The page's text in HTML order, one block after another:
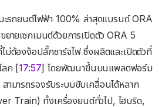
ะรถยนต์ไฟฟ้า 100% ล่าสุดแบรนด์ ORA
ยายเซกเมนต์ด้วยการเปิดตัว ORA 5
ม่ต้องง้อปลั๊กชาร์จไฟ ซึ่งผลิตและเปิดตัวที่
ลก [17:57] โดยพัฒนาขึ้นบนแพลตฟอร์ม
มารถรองรับระบบขับเคลื่อนได้หลาก
Train) ทั้งเครื่องยนต์ทั่วไป, ไฮบริด,